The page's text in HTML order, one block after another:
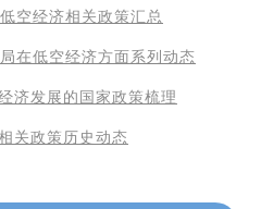
空经济相关政策汇总
在低空经济方面系列动态
济发展的国家政策梳理
关政策历史动态